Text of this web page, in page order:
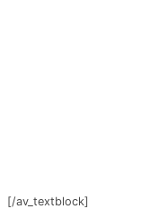
[/av_textblock]